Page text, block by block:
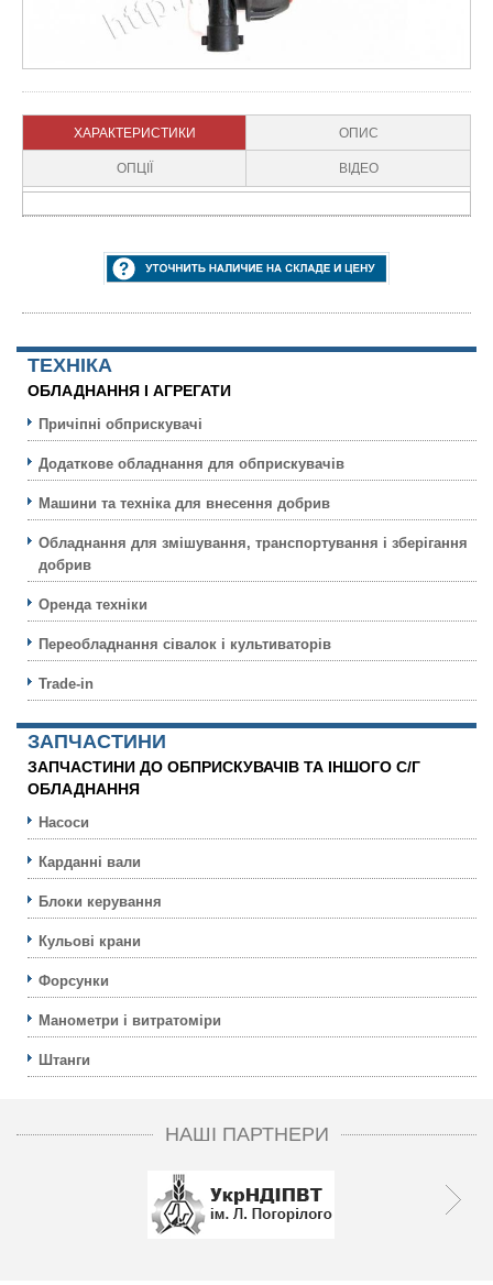
ХАРАКТЕРИСТИКИ ОПИС
ОПЦІЇ ВІДЕО
ТЕХНIКА
ОБЛАДНАННЯ І АГРЕГАТИ
Причіпні обприскувачі
Додаткове обладнання для обприскувачів
Машини та техніка для внесення добрив
Обладнання для змішування, транспортування і зберігання
добрив
Оренда техніки
Переобладнання сівалок і культиваторів
Trade-in
ЗАПЧАСТИНИ
ЗАПЧАСТИНИ ДО ОБПРИСКУВАЧІВ ТА ІНШОГО С/Г
ОБЛАДНАННЯ
Насоси
Карданні вали
Блоки керування
Кульовi крани
Форсунки
Манометри і витратоміри
Штанги
НАШІ ПАРТНЕРИ